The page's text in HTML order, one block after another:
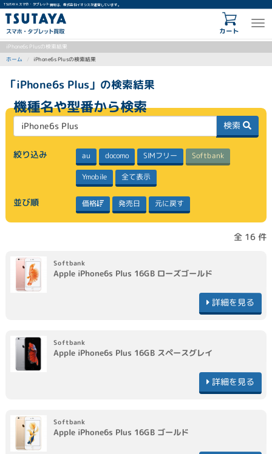
TSUTAYA スマホ・タブレット買取は、株式会社イオシスが運営しています。
カート
iPhone6s Plusの検索結果
ホーム iPhone6s Plusの検索結果
「iPhone6s Plus」の検索結果
機種名や型番から検索
検索
絞り込み au docomo SIMフリー Softbank
Ymobile 全て表示
並び順 価格 発売日 元に戻す
全 16 件
Softbank
Apple iPhone6s Plus 16GB ローズゴールド
詳細を見る
Softbank
Apple iPhone6s Plus 16GB スペースグレイ
詳細を見る
Softbank
Apple iPhone6s Plus 16GB ゴールド